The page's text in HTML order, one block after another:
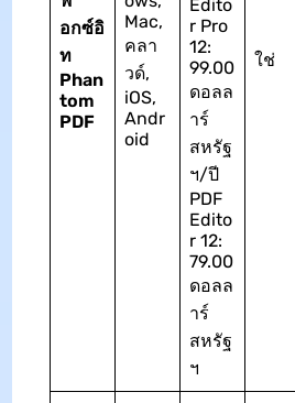
อกซ์อิ
ท
Phan
tom
PDF
Mac,
คลา
วด์,
iOS,
Andr
oid
Edito
r Pro
12:
99.00
ดอลล
าร์
สหรัฐ
ฯ/ปี
PDF
Edito
r 12:
79.00
ดอลล
าร์
สหรัฐ
ฯ
ใช่